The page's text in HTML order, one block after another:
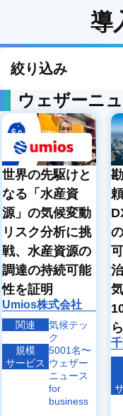
象
流
通
気
象
農
業
気
象
道
路
気
象
岸
象
雷・ゲ
ラ雷雨
策
企業向け専門
導
絞り込み
ウェザーニ
世界の先駆けと
なる「水産資
源」の気候変動
リスク分析に挑
戦、水産資源の
調達の持続可能
性を証明
Umios株式会社
関連
気候テッ
ク
規模
5001名〜
サービス ウェザー
ニュース
for
business